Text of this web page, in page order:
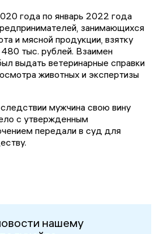
года по январь 2022 года
занимающихся
и мясной продукции, взятку
тыс. рублей. Взаимен
выдать ветеринарные справки
животных и экспертизы
мужчина свою вину
с утвержденным
передали в суд для
нашему